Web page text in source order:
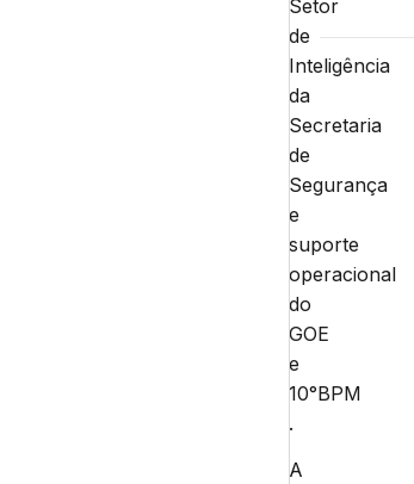
Setor
de
Inteligência
da
Secretaria
de
Segurança
e
suporte
operacional
do
GOE
e
10°BPM
.
A